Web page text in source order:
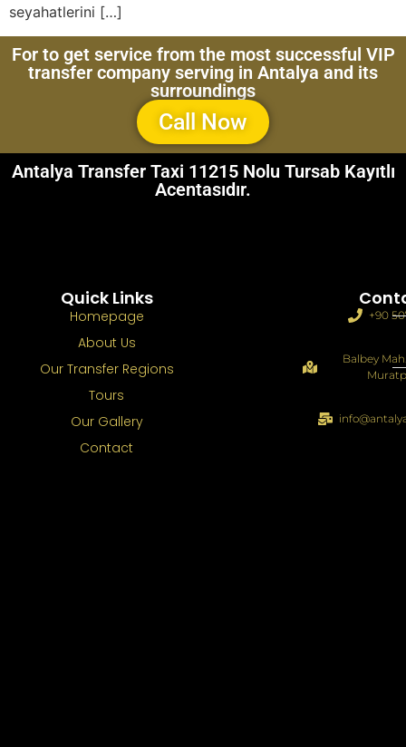
seyahatlerini […]
For to get service from the most successful VIP
transfer company serving in Antalya and its
surroundings
Call Now
Antalya Transfer Taxi 11215 Nolu Tursab Kayıtlı
Acentasıdır.
Quick Links
Homepage
About Us
Our Transfer Regions
Tours
Our Gallery
Contact
+90
Balbey